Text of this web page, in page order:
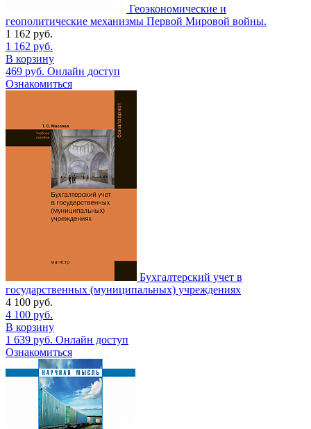
Геоэкономические и
геополитические механизмы Первой Мировой войны.
1 162 руб.
1 162 руб.
В корзину
469 руб. Онлайн доступ
Ознакомиться
Бухгалтерский учет в
государственных (муниципальных) учреждениях
4 100 руб.
4 100 руб.
В корзину
1 639 руб. Онлайн доступ
Ознакомиться